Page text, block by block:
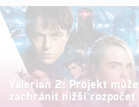
Valerian 2: Projekt může
zachránit nižší rozpočet